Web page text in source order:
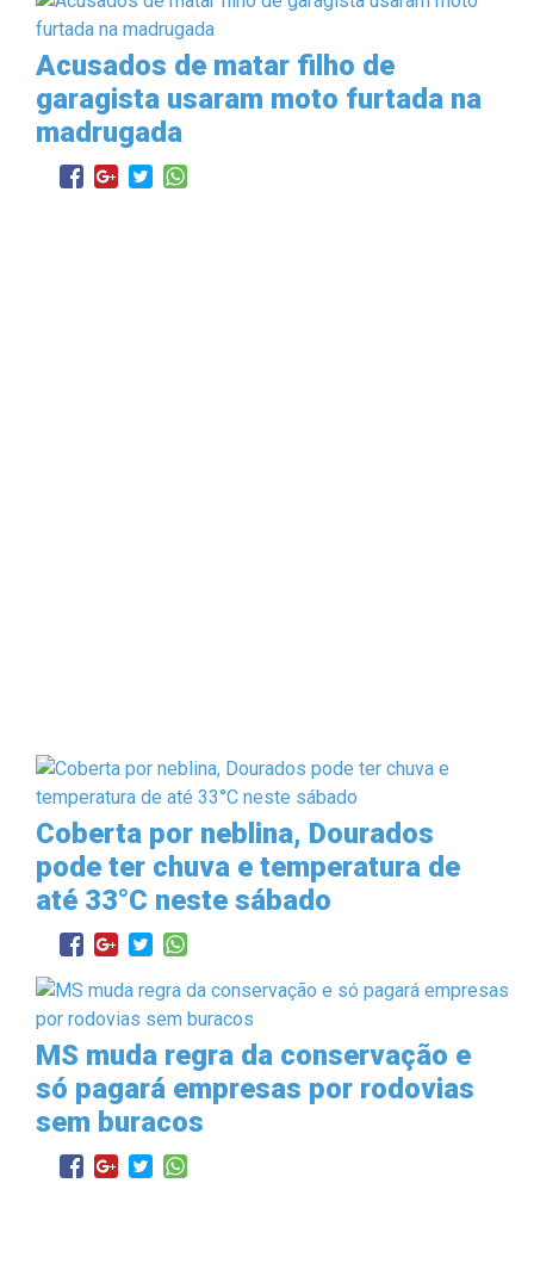
Acusados de matar filho de
garagista usaram moto furtada na
madrugada
Coberta por neblina, Dourados
pode ter chuva e temperatura de
até 33°C neste sábado
MS muda regra da conservação e
só pagará empresas por rodovias
sem buracos